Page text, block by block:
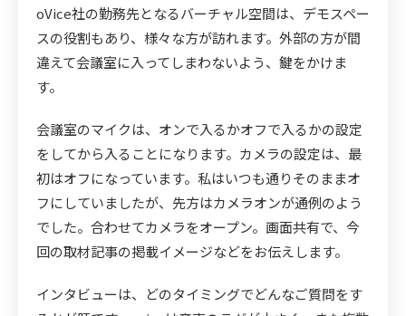
oVice社の勤務先となるバーチャル空間は、デモスペー
スの役割もあり、様々な方が訪れます。外部の方が間
違えて会議室に入ってしまわないよう、鍵をかけま
す。
会議室のマイクは、オンで入るかオフで入るかの設定
をしてから入ることになります。カメラの設定は、最
初はオフになっています。私はいつも通りそのままオ
フにしていましたが、先方はカメラオンが通例のよう
でした。合わせてカメラをオープン。画面共有で、今
回の取材記事の掲載イメージなどをお伝えします。
インタビューは、どのタイミングでどんなご質問をす